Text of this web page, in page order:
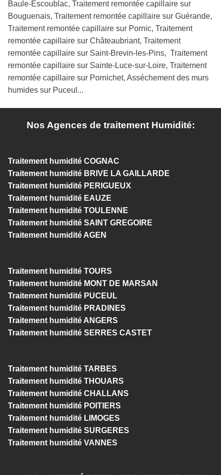
Baule-Escoublac, Traitement remontée capillaire sur
Bouguenais, Traitement remontée capillaire sur Guérande,
Traitement remontée capillaire sur Pornic, Traitement
remontée capillaire sur Châteaubriant, Traitement
remontée capillaire sur Saint-Brevin-les-Pins, Traitement
remontée capillaire sur Sainte-Luce-sur-Loire, Traitement
remontée capillaire sur Pornichet, Asséchement des murs
humides sur Puceul...
Nos Agences de traitement Humidité:
Traitement humidité COGNAC
Traitement humidité BRIVE LA GAILLARDE
Traitement humidité PERIGUEUX
Traitement humidité EAUZE
Traitement humidité TOULENNE
Traitement humidité SAINT GREGOIRE
Traitement humidité AGEN
Traitement humidité TOURS
Traitement humidité MONT DE MARSAN
Traitement humidité PUCEUL
Traitement humidité PRADINES
Traitement humidité ANGERS
Traitement humidité SERRES CASTET
Traitement humidité TARBES
Traitement humidité THOUARS
Traitement humidité CHALLANS
Traitement humidité POITIERS
Traitement humidité LIMOGES
Traitement humidité SURGERES
Traitement humidité VANNES